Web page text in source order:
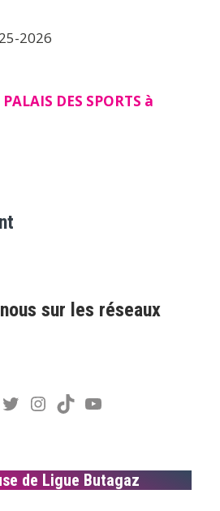
2026
DES SPORTS à
sur les réseaux
Twitter
Instagram
TikTokYouTube
de Ligue Butagaz